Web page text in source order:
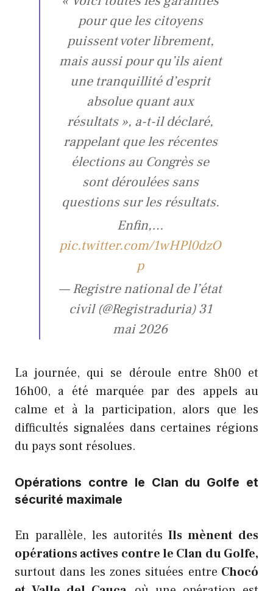
pour que les citoyens
puissent voter librement,
mais aussi pour qu’ils aient
une tranquillité d’esprit
absolue quant aux
résultats », a-t-il déclaré,
rappelant que les récentes
élections au Congrès se
sont déroulées sans
questions sur les résultats.
Enfin,…
pic.twitter.com/1wHPl0dzO
p
— Registre national de l’état
civil (@Registraduria) 31
mai 2026
La journée, qui se déroule entre 8h00 et
16h00, a été marquée par des appels au
calme et à la participation, alors que les
difficultés signalées dans certaines régions
du pays sont résolues.
Opérations contre le Clan du Golfe et
sécurité maximale
En parallèle, les autorités Ils mènent des
opérations actives contre le Clan du Golfe,
surtout dans les zones situées entre Chocó